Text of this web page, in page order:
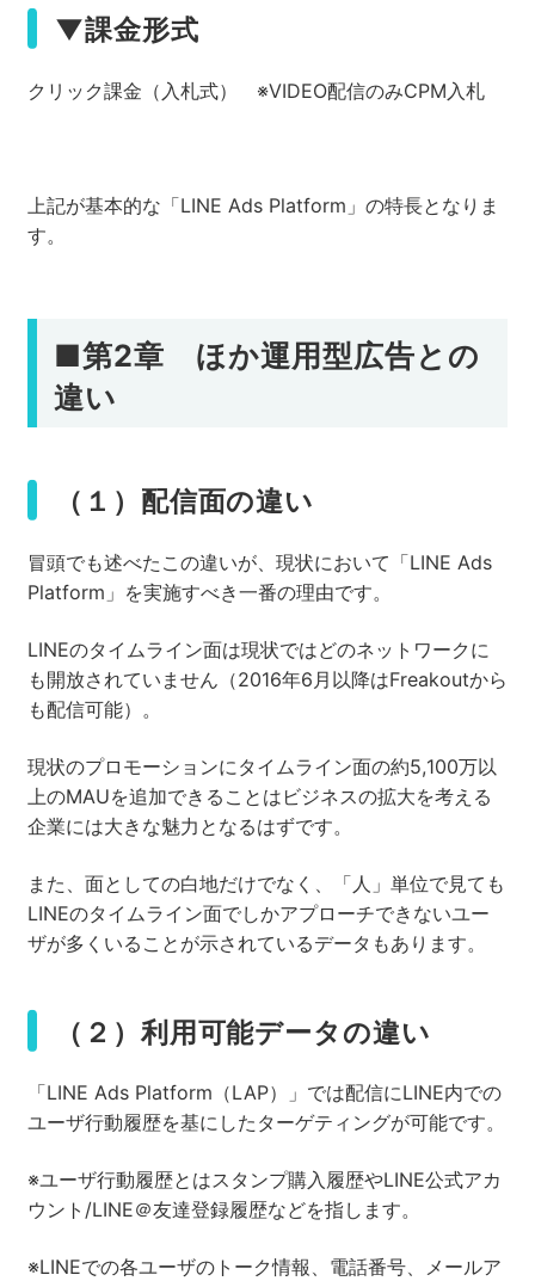
▼課金形式
クリック課金（入札式） ※VIDEO配信のみCPM入札
上記が基本的な「LINE Ads Platform」の特長となりま
す。
■第2章 ほか運用型広告との
違い
（１）配信面の違い
冒頭でも述べたこの違いが、現状において「LINE Ads
Platform」を実施すべき一番の理由です。
LINEのタイムライン面は現状ではどのネットワークに
も開放されていません（2016年6月以降はFreakoutから
も配信可能）。
現状のプロモーションにタイムライン面の約5,100万以
上のMAUを追加できることはビジネスの拡大を考える
企業には大きな魅力となるはずです。
また、面としての白地だけでなく、「人」単位で見ても
LINEのタイムライン面でしかアプローチできないユー
ザが多くいることが示されているデータもあります。
（２）利用可能データの違い
「LINE Ads Platform（LAP）」では配信にLINE内での
ユーザ行動履歴を基にしたターゲティングが可能です。
※ユーザ行動履歴とはスタンプ購入履歴やLINE公式アカ
ウント/LINE＠友達登録履歴などを指します。
※LINEでの各ユーザのトーク情報、電話番号、メールア